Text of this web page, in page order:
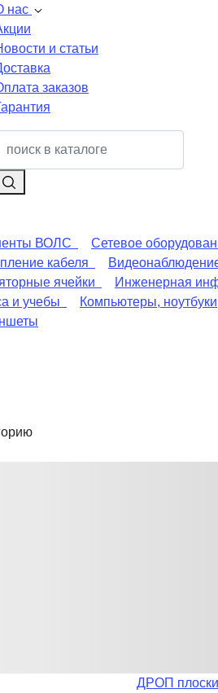
нас
и статьи
заказов
ВОЛС Сетевое
кабеля
ячейки Инженерная
и учебы Компьютеры,
ДРОП